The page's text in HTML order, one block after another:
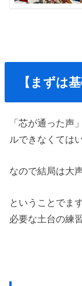
【まずは
「芯が通った声
ルできなくては
なので結局は大
ということでま
必要な土台の練